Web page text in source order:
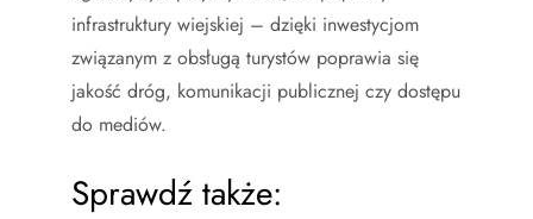
infrastruktury wiejskiej – dzięki inwestycjom
związanym z obsługą turystów poprawia się
jakość dróg, komunikacji publicznej czy dostępu
do mediów.
Sprawdź także: